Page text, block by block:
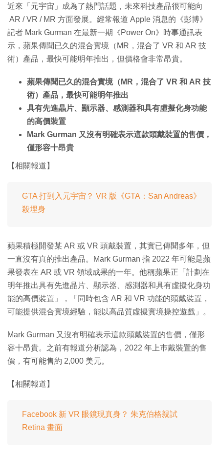
近來「元宇宙」成為了熱門話題，未來科技產品很可能向
AR / VR / MR 方面發展。經常報道 Apple 消息的《彭博》
記者 Mark Gurman 在最新一期《Power On》時事通訊表
示，蘋果傳聞已久的混合實境（MR，混合了 VR 和 AR 技
術）產品，最快可能明年推出，但價格會非常昂貴。
蘋果傳聞已久的混合實境（MR，混合了 VR 和 AR 技
術）產品，最快可能明年推出
具有先進晶片、顯示器、感測器和具有虛擬化身功能
的高價裝置
Mark Gurman 又沒有明確表示這款頭戴裝置的售價，
僅形容十昂貴
【相關報道】
GTA 打到入元宇宙？ VR 版《GTA：San Andreas》
殺埋身
蘋果積極開發某 AR 或 VR 頭戴裝置，其實已傳聞多年，但
一直沒有真的推出產品。Mark Gurman 指 2022 年可能是蘋
果發表在 AR 或 VR 領域成果的一年。他稱蘋果正「計劃在
明年推出具有先進晶片、顯示器、感測器和具有虛擬化身功
能的高價裝置」，「同時包含 AR 和 VR 功能的頭戴裝置，
可能提供混合實境經驗，能以高品質虛擬實境操控遊戲」。
Mark Gurman 又沒有明確表示這款頭戴裝置的售價，僅形
容十昂貴。之前有報道分析認為，2022 年上巿戴裝置的售
價，有可能售約 2,000 美元。
【相關報道】
Facebook 新 VR 眼鏡現真身？ 朱克伯格親試
Retina 畫面